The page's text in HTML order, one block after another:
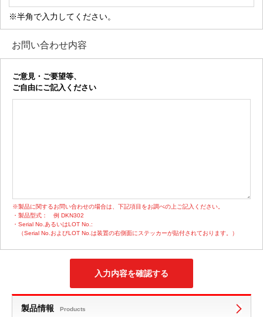
※半角で入力してください。
お問い合わせ内容
ご意見・ご要望等、
ご自由にご記入ください
※製品に関するお問い合わせの場合は、下記項目をお調べの上ご記入ください。
・製品型式：
例 DKN302
・Serial No.あるいはLOT No.:
（Serial No.およびLOT No.は装置の右側面にステッカーが貼付されております。）
製品情報 Products